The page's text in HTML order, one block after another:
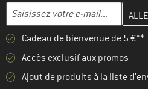
Adresse e-mail
Entrez votre adresse e-mail ici et
Cadeau de bienvenue de 5 €**
Accès exclusif aux promos
Ajout de produits à la liste